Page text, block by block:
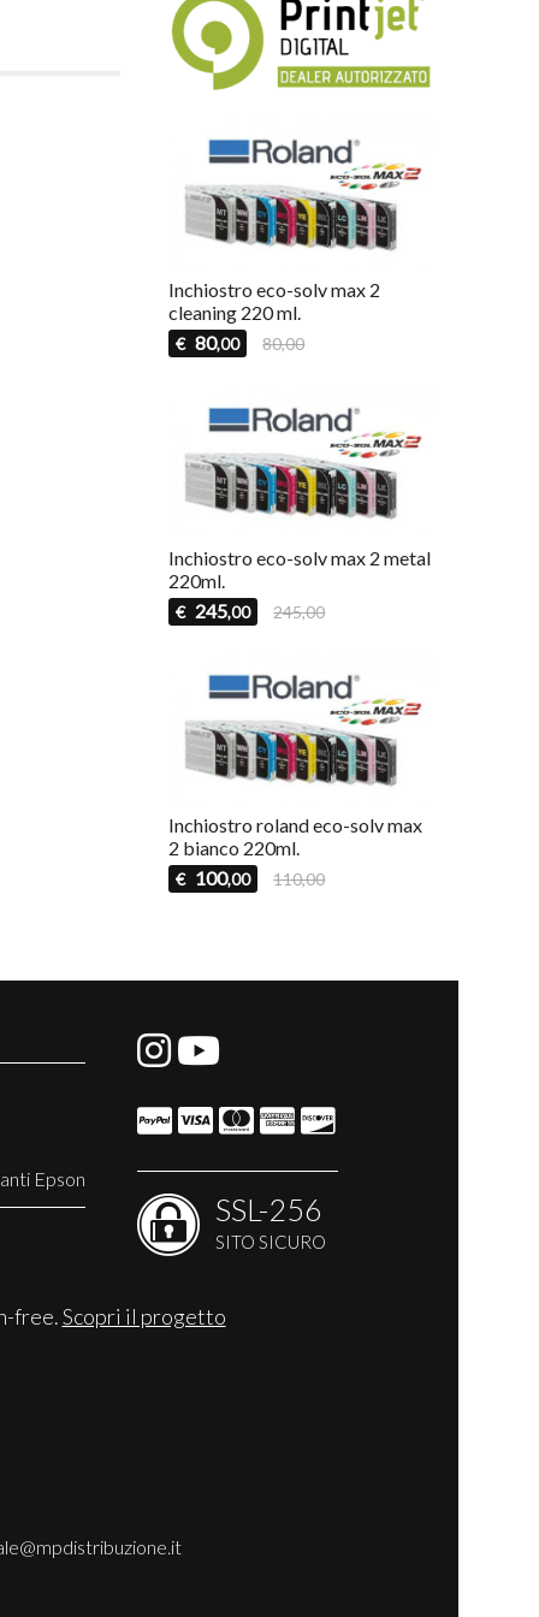
Inchiostro eco-solv max 2
cleaning 220 ml.
€ 80,00 80,00
Inchiostro eco-solv max 2 metal
220ml.
€ 245,00 245,00
Inchiostro roland eco-solv max
2 bianco 220ml.
€ 100,00 110,00
Epson
SSL-256
SITO SICURO
free.Scopri il progetto